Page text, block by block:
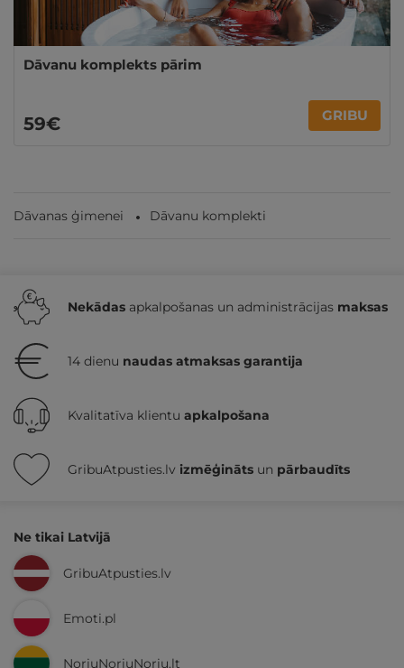
Dāvanu komplekts pārim
59€ GRIBU
Dāvanas ģimenei Dāvanu komplekti
Nekādas apkalpošanas un administrācijas maksas
14 dienu naudas atmaksas garantija
Kvalitatīva klientu apkalpošana
GribuAtpusties.lv izmēģināts un pārbaudīts
Ne tikai Latvijā
GribuAtpusties.lv
Emoti.pl
NoriuNoriuNoriu.lt